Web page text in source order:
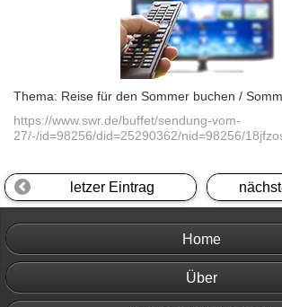
Thema: Reise für den Sommer buchen /
https://www.swr.de/buffet/sendung-vom-
27/-/id=98256/did=25290362/nid=98256/
letzer Eintrag
Home
Über